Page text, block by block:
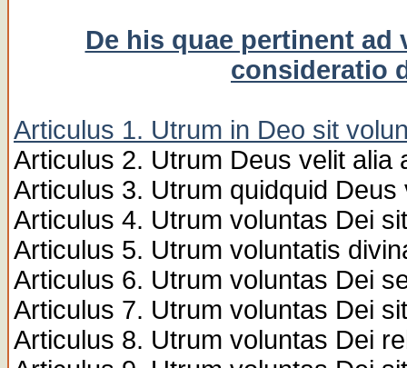
De his quae pertinent
consideratio
Articulus 1. Utrum in Deo sit
Articulus 2. Utrum Deus velit alia
Articulus 3. Utrum quidquid
Articulus 4. Utrum voluntas Dei
Articulus 5. Utrum voluntatis
Articulus 6. Utrum voluntas Dei
Articulus 7. Utrum voluntas Dei
Articulus 8. Utrum voluntas Dei